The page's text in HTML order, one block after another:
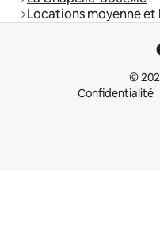
Locations moyenne et
©
Confidentialité